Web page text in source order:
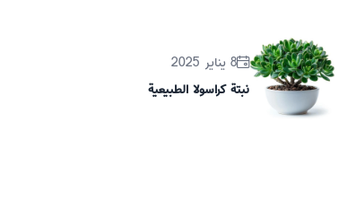
8 يناير 2025
نبتة كراسولا الطبيعية